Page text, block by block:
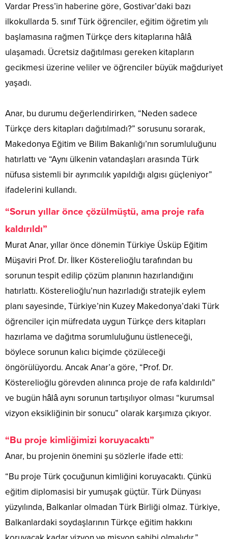
Vardar Press’in haberine göre, Gostivar’daki bazı
ilkokullarda 5. sınıf Türk öğrenciler, eğitim öğretim yılı
başlamasına rağmen Türkçe ders kitaplarına hâlâ
ulaşamadı. Ücretsiz dağıtılması gereken kitapların
gecikmesi üzerine veliler ve öğrenciler büyük mağduriyet
yaşadı.
Anar, bu durumu değerlendirirken, “Neden sadece
Türkçe ders kitapları dağıtılmadı?” sorusunu sorarak,
Makedonya Eğitim ve Bilim Bakanlığı’nın sorumluluğunu
hatırlattı ve “Aynı ülkenin vatandaşları arasında Türk
nüfusa sistemli bir ayrımcılık yapıldığı algısı güçleniyor”
ifadelerini kullandı.
“Sorun yıllar önce çözülmüştü, ama proje rafa
kaldırıldı”
Murat Anar, yıllar önce dönemin Türkiye Üsküp Eğitim
Müşaviri Prof. Dr. İlker Kösterelioğlu tarafından bu
sorunun tespit edilip çözüm planının hazırlandığını
hatırlattı. Kösterelioğlu’nun hazırladığı stratejik eylem
planı sayesinde, Türkiye’nin Kuzey Makedonya’daki Türk
öğrenciler için müfredata uygun Türkçe ders kitapları
hazırlama ve dağıtma sorumluluğunu üstleneceği,
böylece sorunun kalıcı biçimde çözüleceği
öngörülüyordu. Ancak Anar’a göre, “Prof. Dr.
Kösterelioğlu görevden alınınca proje de rafa kaldırıldı”
ve bugün hâlâ aynı sorunun tartışılıyor olması “kurumsal
vizyon eksikliğinin bir sonucu” olarak karşımıza çıkıyor.
“Bu proje kimliğimizi koruyacaktı”
Anar, bu projenin önemini şu sözlerle ifade etti:
“Bu proje Türk çocuğunun kimliğini koruyacaktı. Çünkü
eğitim diplomasisi bir yumuşak güçtür. Türk Dünyası
yüzyılında, Balkanlar olmadan Türk Birliği olmaz. Türkiye,
Balkanlardaki soydaşlarının Türkçe eğitim hakkını